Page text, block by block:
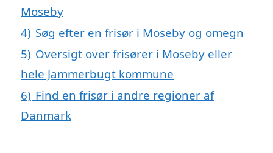
Moseby
4) Søg efter en frisør i Moseby og omegn
5) Oversigt over frisører i Moseby eller
hele Jammerbugt kommune
6) Find en frisør i andre regioner af
Danmark